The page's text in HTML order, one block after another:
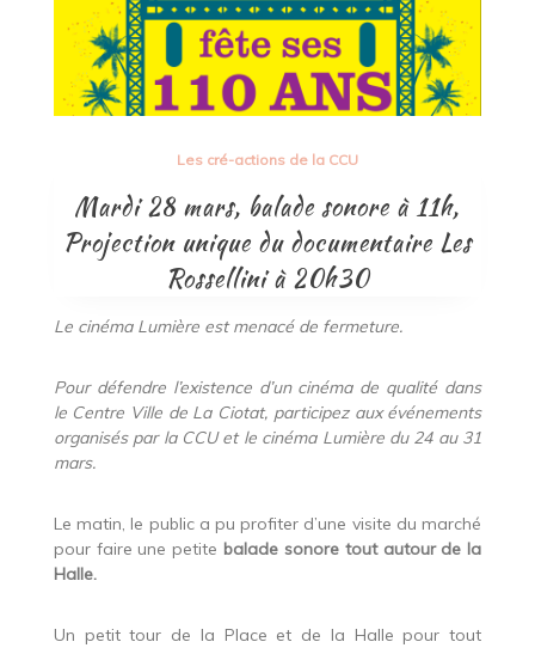
Les cré-actions de la CCU
Mardi 28 mars, balade sonore à 11h,
Projection unique du documentaire Les
Rossellini à 20h30
Le cinéma Lumière est menacé de fermeture.
Pour défendre l’existence d’un cinéma de qualité dans
le Centre Ville de La Ciotat, participez aux événements
organisés par la CCU et le cinéma Lumière du 24 au 31
mars.
Le matin, le public a pu profiter d’une visite du marché
pour faire une petite balade sonore tout autour de la
Halle.
Un petit tour de la Place et de la Halle pour tout